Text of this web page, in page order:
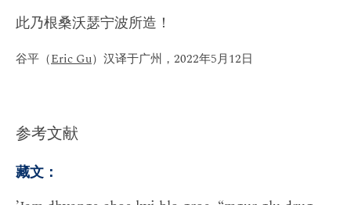
此乃根桑沃瑟宁波所造！
谷平（Eric Gu）汉译于广州，2022年5月12日
参考文献
藏文：